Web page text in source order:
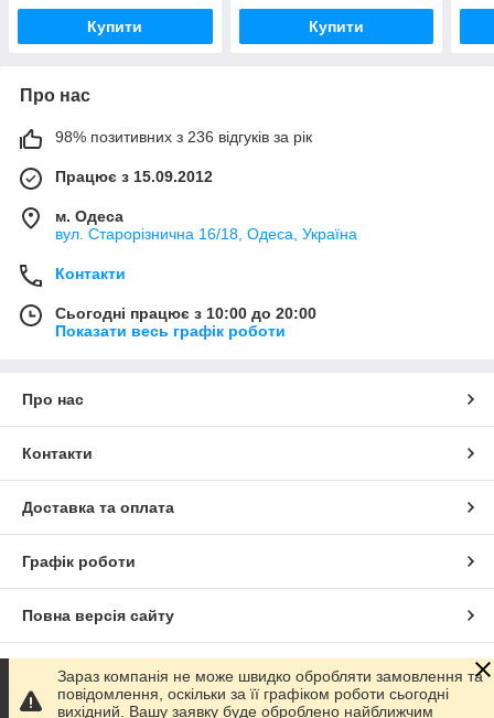
Купити Купити
Про нас
98% позитивних з 236 відгуків за рік
Працює з 15.09.2012
м. Одеса
вул. Старорізнична 16/18, Одеса, Україна
Контакти
Сьогодні працює з 10:00 до 20:00
Показати весь графік роботи
Про нас
Контакти
Доставка та оплата
Графік роботи
Повна версія сайту
Сайт створено на маркетплейсі Prom.ua
Зараз компанія не може швидко обробляти замовлення та
повідомлення, оскільки за її графіком роботи сьогодні
вихідний. Вашу заявку буде оброблено найближчим